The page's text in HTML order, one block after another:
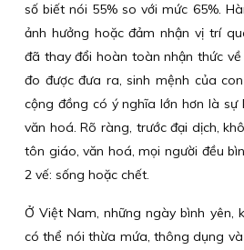
số biết nói 55% so với mức 65%.
ảnh hưởng hoặc đảm nhận vị trí
đã thay đổi hoàn toàn nhận thức
đo được đưa ra, sinh mệnh của
cộng đồng có ý nghĩa lớn hơn là sự
văn hoá. Rõ ràng, trước đại dịch,
tôn giáo, văn hoá, mọi người đều
2 vế: sống hoặc chết.
Ở Việt Nam, những ngày bình yên,
có thể nói thừa mứa, thông dụng